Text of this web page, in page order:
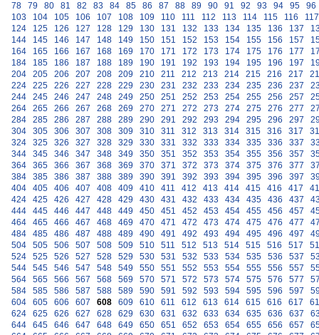
78
79 80 81 82 83 84 85 86 87 88 89 90 91 92 93 94 95
96
103
104 105 106 107 108 109 110 111 112 113 114 115 116
117
124
125 126 127 128 129 130 131 132 133 134 135 136 137
144
145 146 147 148 149 150 151 152 153 154 155 156 157
164
165 166 167 168 169 170 171 172 173 174 175 176 177
184
185 186 187 188 189 190 191 192 193 194 195 196 197
204
205 206 207 208 209 210 211 212 213 214 215 216 217
224
225 226 227 228 229 230 231 232 233 234 235 236 237
244
245 246 247 248 249 250 251 252 253 254 255 256 257
264
265 266 267 268 269 270 271 272 273 274 275 276 277
284
285 286 287 288 289 290 291 292 293 294 295 296 297
304
305 306 307 308 309 310 311 312 313 314 315 316 317
324
325 326 327 328 329 330 331 332 333 334 335 336 337
344
345 346 347 348 349 350 351 352 353 354 355 356 357
364
365 366 367 368 369 370 371 372 373 374 375 376 377
384
385 386 387 388 389 390 391 392 393 394 395 396 397
404
405 406 407 408 409 410 411 412 413 414 415 416 417
424
425 426 427 428 429 430 431 432 433 434 435 436 437
444
445 446 447 448 449 450 451 452 453 454 455 456 457
464
465 466 467 468 469 470 471 472 473 474 475 476 477
484
485 486 487 488 489 490 491 492 493 494 495 496 497
504
505 506 507 508 509 510 511 512 513 514 515 516 517
524
525 526 527 528 529 530 531 532 533 534 535 536 537
544
545 546 547 548 549 550 551 552 553 554 555 556 557
564
565 566 567 568 569 570 571 572 573 574 575 576 577
584
585 586 587 588 589 590 591 592 593 594 595 596 597
604
605 606 607 608 609 610 611 612 613 614 615 616 617
624
625 626 627 628 629 630 631 632 633 634 635 636 637
644
645 646 647 648 649 650 651 652 653 654 655 656 657